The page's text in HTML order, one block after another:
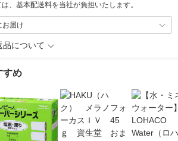
、基本配送料を当社が負担いたします。
お届け
品について
すめ